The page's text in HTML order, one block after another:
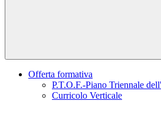
Offerta formativa
P.T.O.F.-Piano Triennale
Curricolo Verticale